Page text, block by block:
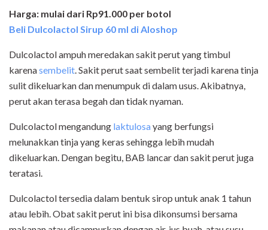
Harga: mulai dari Rp91.000 per botol
Beli Dulcolactol Sirup 60 ml di Aloshop
Dulcolactol ampuh meredakan sakit perut yang timbul
karenasembelit. Sakit perut saat sembelit terjadi karena tinja
sulit dikeluarkan dan menumpuk di dalam usus. Akibatnya,
perut akan terasa begah dan tidak nyaman.
Dulcolactol mengandung laktulosayang berfungsi
melunakkan tinja yang keras sehingga lebih mudah
dikeluarkan. Dengan begitu, BAB lancar dan sakit perut juga
teratasi.
Dulcolactol tersedia dalam bentuk sirop untuk anak 1 tahun
atau lebih. Obat sakit perut ini bisa dikonsumsi bersama